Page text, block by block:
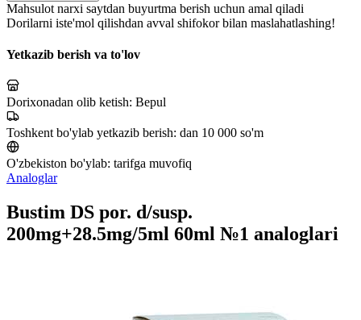
Mahsulot narxi saytdan buyurtma berish uchun amal qiladi
Dorilarni iste'mol qilishdan avval shifokor bilan maslahatlashing!
Yetkazib berish va to'lov
Dorixonadan olib ketish: Bepul
Toshkent bo'ylab yetkazib berish: dan 10 000 so'm
O'zbekiston bo'ylab: tarifga muvofiq
Analoglar
Bustim DS por. d/susp.
200mg+28.5mg/5ml 60ml №1 analoglari